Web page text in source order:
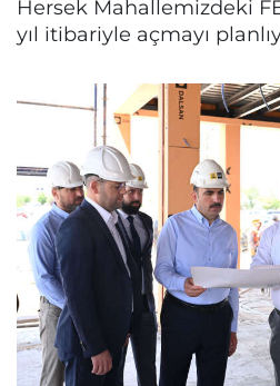
Hersek Mahallemizdeki
yıl itibariyle açmayı